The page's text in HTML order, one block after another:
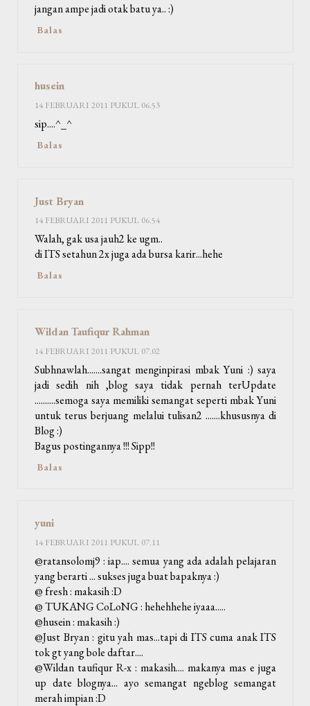
jangan ampe jadi otak batu ya.. :)
Balas
husein
14 FEBRUARI 2011 PUKUL 06.53
sip....^_^
Balas
Just Bryan
14 FEBRUARI 2011 PUKUL 06.54
Walah, gak usa jauh2 ke ugm..
di ITS setahun 2x juga ada bursa karir...hehe
Balas
Wildan Taufiqur Rahman
14 FEBRUARI 2011 PUKUL 07.02
Subhnawlah.......sangat menginpirasi mbak Yuni :) saya
jadi sedih nih ,blog saya tidak pernah terUpdate
..........semoga saya memiliki semangat seperti mbak Yuni
untuk terus berjuang melalui tulisan2 .......khususnya di
Blog :)
Bagus postingannya !!! Sipp!!
Balas
yuni
14 FEBRUARI 2011 PUKUL 07.11
@ratansolomj9 : iap.... semua yang ada adalah pelajaran
yang berarti ... sukses juga buat bapaknya :)
@ fresh : makasih :D
@ TUKANG CoLoNG : hehehhehe iyaaa.....
@husein : makasih :)
@Just Bryan : gitu yah mas...tapi di ITS cuma anak ITS
tok gt yang bole daftar....
@Wildan taufiqur R-x : makasih.... makanya mas e juga
up date blognya... ayo semangat ngeblog semangat
merah impian :D